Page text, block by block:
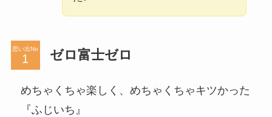
思い出No ゼロ富士ゼロ
めちゃくちゃ楽しく、めちゃくちゃキツかった
『ふじいち』